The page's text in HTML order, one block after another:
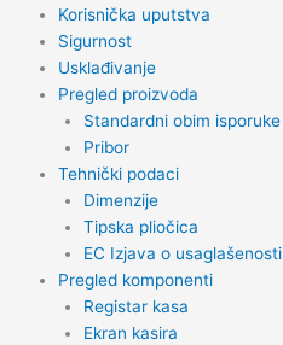
Korisnička uputstva
Sigurnost
Usklađivanje
Pregled proizvoda
Standardni obim isporuke
Pribor
Tehnički podaci
Dimenzije
Tipska pliočica
EC Izjava o usaglašenosti
Pregled komponenti
Registar kasa
Ekran kasira